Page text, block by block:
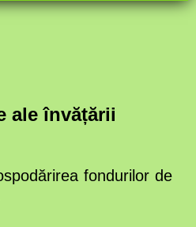
ale învățării
fondurilor de